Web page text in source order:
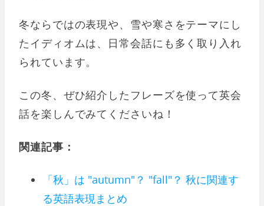
冬ならではの表現や、雪や寒さをテーマにし
たイディオムは、日常会話にも多く取り入れ
られています。
この冬、ぜひ紹介したフレーズを使って英会
話を楽しんでみてくださいね！
関連記事：
「秋」は "autumn"？ "fall"？ 秋に関連す
る英語表現まとめ